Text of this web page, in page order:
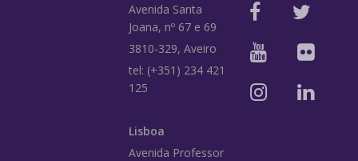
Avenida Santa
Joana, nº 67 e 69
3810-329, Aveiro
tel: (+351) 234 421
125
Lisboa
Avenida Professor